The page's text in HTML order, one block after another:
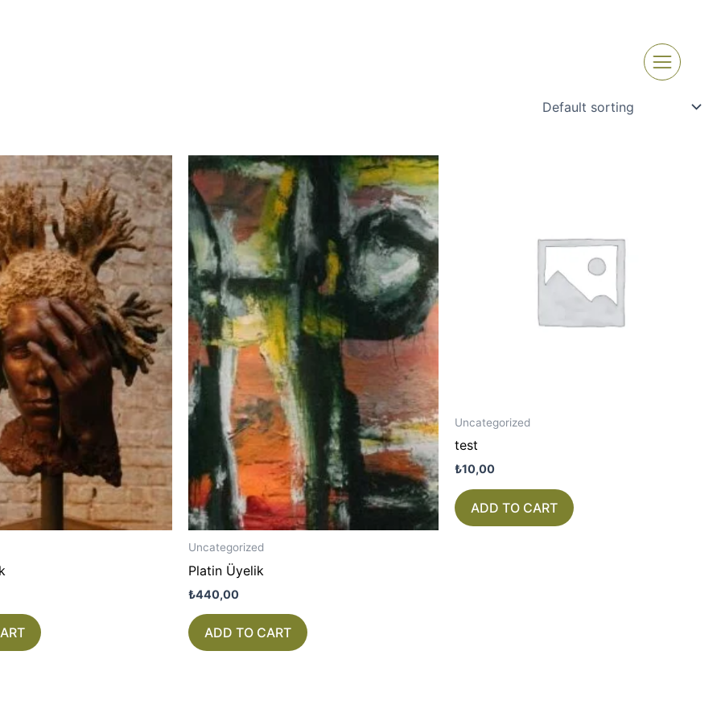
Uncategorized
Platin Üyelik
₺440,00
ADD TO CART
Uncategorized
test
₺10,00
ADD TO CART